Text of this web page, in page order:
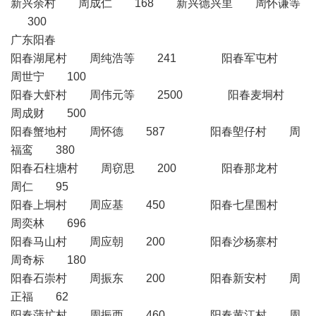
新兴余村 周成仁 168 新兴德兴里 周怀谦等
300
广东阳春
阳春湖尾村 周纯浩等 241 阳春军屯村
周世宁 100
阳春大虾村 周伟元等 2500 阳春麦垌村
周成财 500
阳春蟹地村 周怀德 587 阳春塱仔村 周
福鸾 380
阳春石柱塘村 周窃思 200 阳春那龙村
周仁 95
阳春上垌村 周应基 450 阳春七星围村
周奕林 696
阳春马山村 周应朝 200 阳春沙杨寨村
周奇标 180
阳春石崇村 周振东 200 阳春新安村 周
正福 62